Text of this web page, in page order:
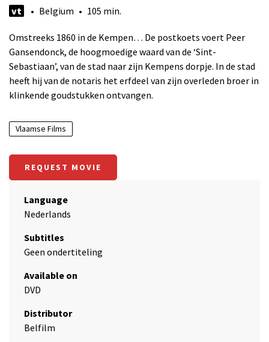
vt • Belgium • 105 min.
Omstreeks 1860 in de Kempen… De postkoets voert Peer
Gansendonck, de hoogmoedige waard van de ‘Sint-
Sebastiaan’, van de stad naar zijn Kempens dorpje. In de stad
heeft hij van de notaris het erfdeel van zijn overleden broer in
klinkende goudstukken ontvangen.
Vlaamse Films
REQUEST MOVIE
Language
Nederlands
Subtitles
Geen ondertiteling
Available on
DVD
Distributor
Belfilm